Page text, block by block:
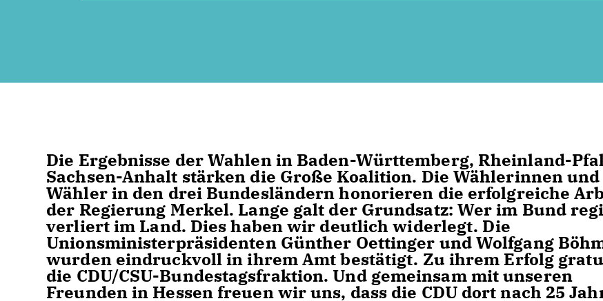
Die Ergebnisse der Wahlen in Baden-Württemberg, Rheinland-
Sachsen-Anhalt stärken die Große Koalition. Die Wählerinnen und
Wähler in den drei Bundesländern honorieren die erfolgreiche
der Regierung Merkel. Lange galt der Grundsatz: Wer im Bund
verliert im Land. Dies haben wir deutlich widerlegt. Die
Unionsministerpräsidenten Günther Oettinger und Wolfgang
wurden eindruckvoll in ihrem Amt bestätigt. Zu ihrem Erfolg
die CDU/CSU-Bundestagsfraktion. Und gemeinsam mit unseren
Freunden in Hessen freuen wir uns, dass die CDU dort nach 25